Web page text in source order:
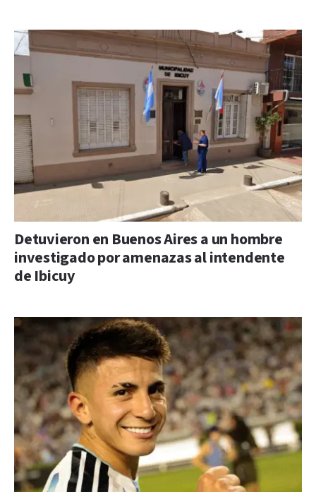
Detuvieron en Buenos Aires a un hombre
investigado por amenazas al intendente
de Ibicuy